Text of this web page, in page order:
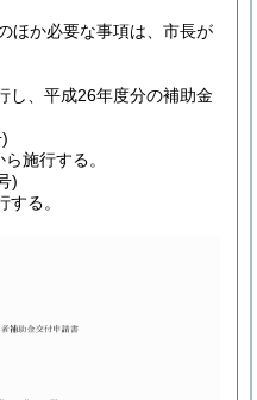
ほか必要な事項は、市長が
し、平成26年度分の補助金
施行する。
)
る。